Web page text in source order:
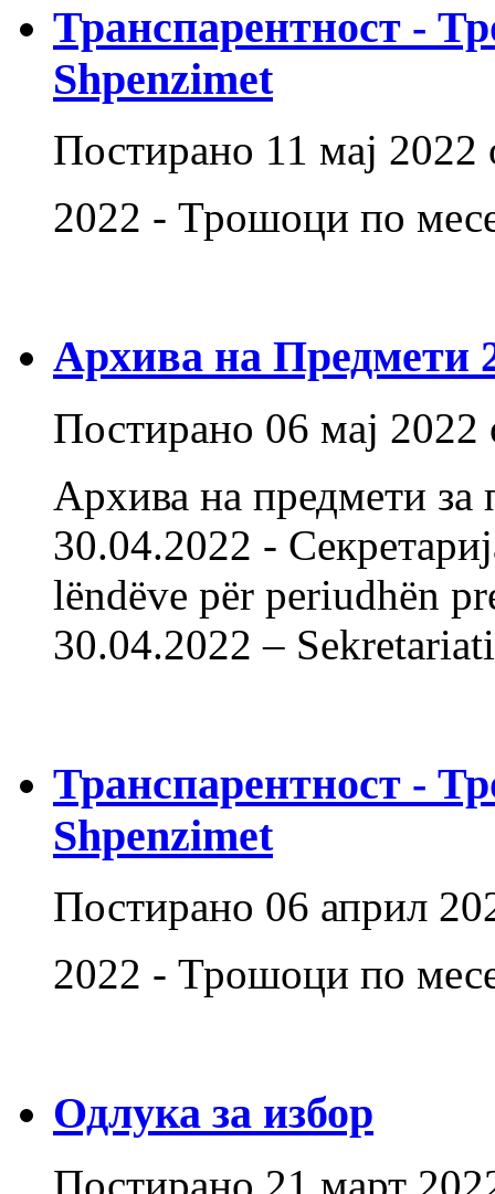
Транспарентност -
Shpenzimet
Постирано 11 мај 2022
2022 - Трошоци по
Архива на Предмети
Постирано 06 мај 2022
Архива на предмети
30.04.2022 -
lëndëve për periudhën
30.04.2022 –
Транспарентност -
Shpenzimet
Постирано 06 април
2022 - Трошоци по
Одлука за избор
Постирано 21 март